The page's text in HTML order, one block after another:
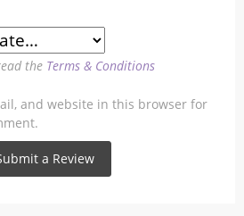
the Terms & Conditions
and website in this browser for